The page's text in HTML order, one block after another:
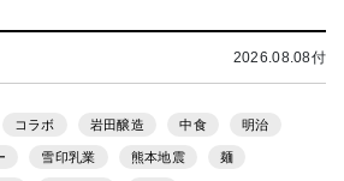
2026.08.08付
コラボ 岩田醸造 中食 明治
雪印乳業 熊本地震 麺